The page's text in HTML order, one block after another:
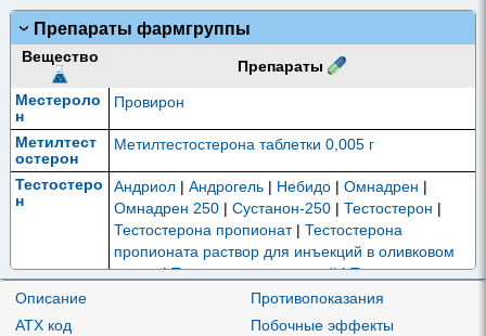
Препараты фармгруппы
Вещество
Препараты
Местероло
н
Провирон
Метилтест
остерон
Метилтестостерона таблетки 0,005 г
Тестостеро
н
Андриол |Андрогель Небидо |Омнадрен
Омнадрен 250 |Сустанон-250 |Тестостерон
Тестостерона пропионат|Тестостерона
пропионата раствор для инъекций в оливковом
масле|Тестэнат для инъекций|Тетрастерон
Описание
ATX код
Противопоказания
Побочные эффекты